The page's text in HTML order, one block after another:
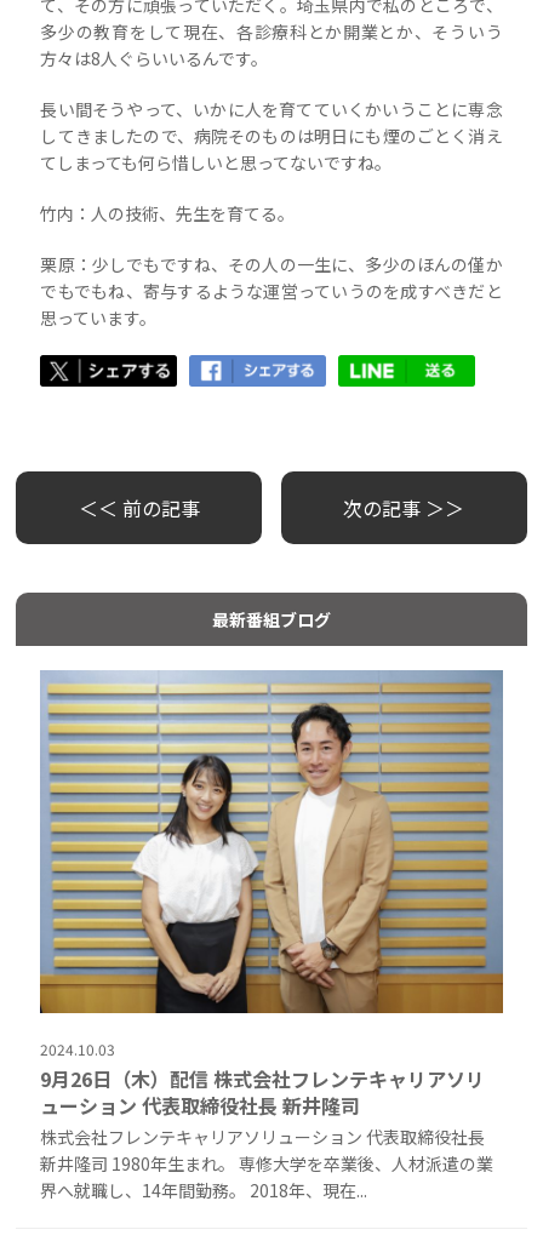
て、その方に頑張っていただく。埼玉県内で私のところで、
多少の教育をして現在、各診療科とか開業とか、そういう
方々は8人ぐらいいるんです。
長い間そうやって、いかに人を育てていくかいうことに専念
してきましたので、病院そのものは明日にも煙のごとく消え
てしまっても何ら惜しいと思ってないですね。
竹内：人の技術、先生を育てる。
栗原：少しでもですね、その人の一生に、多少のほんの僅か
でもでもね、寄与するような運営っていうのを成すべきだと
思っています。
＜＜ 前の記事 次の記事 ＞＞
最新番組ブログ
2024.10.03
9月26日（木）配信 株式会社フレンテキャリアソリ
ューション 代表取締役社長 新井隆司
株式会社フレンテキャリアソリューション 代表取締役社長
新井隆司 1980年生まれ。 専修大学を卒業後、人材派遣の業
界へ就職し、14年間勤務。 2018年、現在...